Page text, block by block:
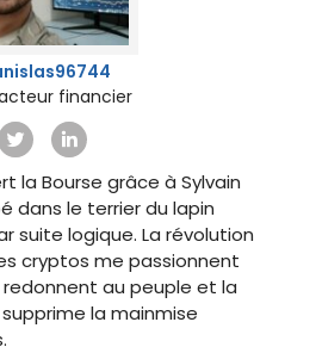
financier
la Bourse grâce à Sylvain
dans le terrier du lapin
suite logique. La révolution
cryptos me passionnent
redonnent au peuple et la
la mainmise